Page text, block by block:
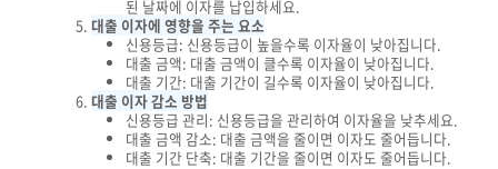
된 날짜에 이자를 납입하세요.
대출 이자에 영향을 주는 요소
신용등급: 신용등급이 높을수록 이자율이 낮아집니다.
대출 금액: 대출 금액이 클수록 이자율이 낮아집니다.
대출 기간: 대출 기간이 길수록 이자율이 낮아집니다.
대출 이자 감소 방법
신용등급 관리: 신용등급을 관리하여 이자율을 낮추세요.
대출 금액 감소: 대출 금액을 줄이면 이자도 줄어듭니다.
대출 기간 단축: 대출 기간을 줄이면 이자도 줄어듭니다.